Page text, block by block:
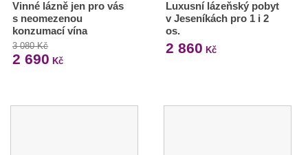
Vinné lázně jen pro vás
s neomezenou
konzumací vína
3 080 Kč
2 690 Kč
Luxusní lázeňský pobyt
v Jeseníkách pro 1 i 2
os.
2 860 Kč